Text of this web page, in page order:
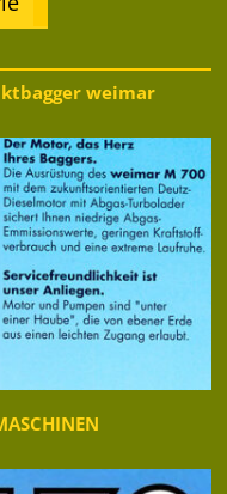
weimar